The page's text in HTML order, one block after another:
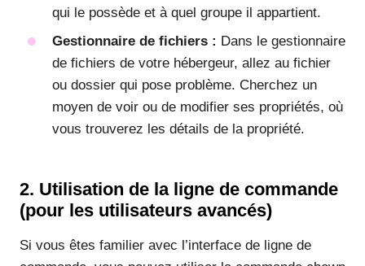
qui le possède et à quel groupe il appartient.
Gestionnaire de fichiers : Dans le gestionnaire
de fichiers de votre hébergeur, allez au fichier
ou dossier qui pose problème. Cherchez un
moyen de voir ou de modifier ses propriétés, où
vous trouverez les détails de la propriété.
2. Utilisation de la ligne de commande
(pour les utilisateurs avancés)
Si vous êtes familier avec l’interface de ligne de